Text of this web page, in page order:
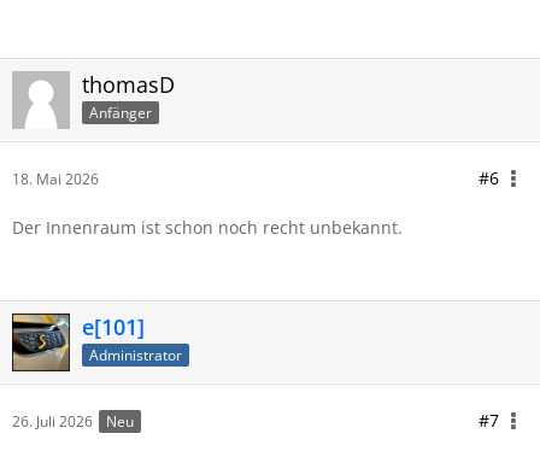
thomasD
Anfänger
18. Mai 2026 #6
Der Innenraum ist schon noch recht unbekannt.
e[101]
Administrator
26. Juli 2026 Neu #7